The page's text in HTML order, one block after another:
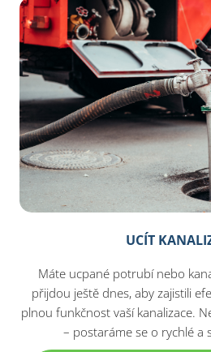
UCÍT
Máte ucpané potrubí nebo
přijdou ještě dnes, aby zajistili
plnou funkčnost vaší kanalizace.
– postaráme se o rychlé a